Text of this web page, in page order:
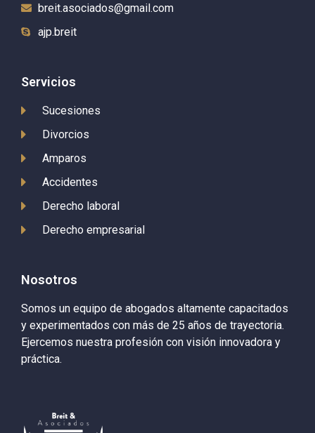
breit.asociados@gmail.com
ajp.breit
Servicios
Sucesiones
Divorcios
Amparos
Accidentes
Derecho laboral
Derecho empresarial
Nosotros
Somos un equipo de abogados altamente capacitados
y experimentados con más de 25 años de trayectoria.
Ejercemos nuestra profesión con visión innovadora y
práctica.